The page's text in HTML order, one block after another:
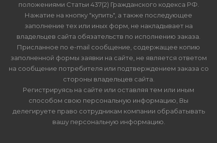
положениями Статьи 437(2) Гражданского кодекса РФ.
Нажатие на кнопку "купить", а также последующее
заполнение тех или иных форм, не накладывает на
владельцев сайта обязательств по исполнению заказа.
Присланное по e-mail сообщение, содержащее копию
заполненной формы заявки на сайте, не является ответом
на сообщение потребителя или подтверждением заказа со
стороны владельцев сайта.
Регистрируясь на сайте или оставляя тем или иным
способом свою персональную информацию, Вы
делегируете право сотрудникам компании обрабатывать
вашу персональную информацию.